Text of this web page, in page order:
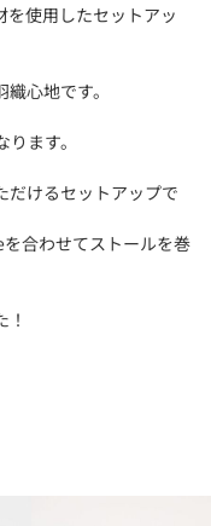
を使用したセットアッ
心地です。
ます。
だけるセットアップで
合わせてストールを巻